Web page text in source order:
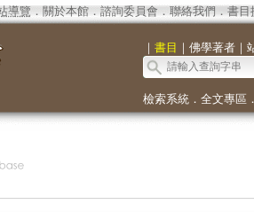
導覽 ． 關於本館． 諮詢委員會． 聯絡我們 ． 書目
｜ 書目 ｜ 佛學著者｜
檢索系統． 全文專區 ．